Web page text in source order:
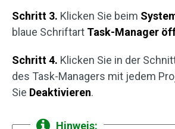
Schritt 3. Klicken Sie beim
blaue Schriftart Task-Manager
Schritt 4. Klicken Sie in der
des Task-Managers mit jedem
Sie Deaktivieren.
Hinweis: